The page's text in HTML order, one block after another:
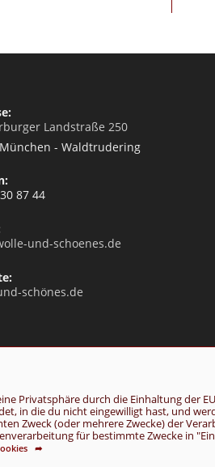
Privatsphäre durch die Einhaltung der
in die du nicht eingewilligt hast, und
Zweck (oder mehrere Zwecke) der
für bestimmte Zwecke in
➦
Landstraße 250
- Waldtrudering
87 44
und-schoenes.de
schönes.de
& Schönes